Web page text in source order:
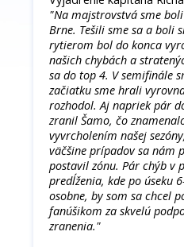
"Na majstrovstvá sme
Brne. Tešili sme sa a boli
rytierom bol do konca
našich chybách a
sa do top 4. V semifinále
začiatku sme hrali
rozhodol. Aj napriek pár
zranil Šamo, čo
vyvrcholením našej
väčšine prípadov sa nám
postavil zónu. Pár chýb v
predĺženia, kde po úseku
osobne, by som sa chcel
fanúšikom za skvelú
zranenia."